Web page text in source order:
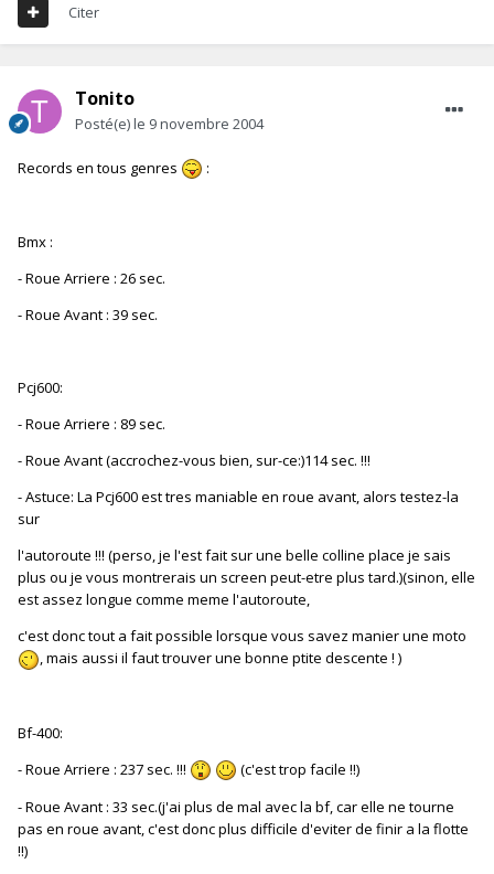
Citer
Tonito
Posté(e)le 9 novembre 2004
Records en tous genres :
Bmx :
- Roue Arriere : 26 sec.
- Roue Avant : 39 sec.
Pcj600:
- Roue Arriere : 89 sec.
- Roue Avant (accrochez-vous bien, sur-ce:)114 sec. !!!
- Astuce: La Pcj600 est tres maniable en roue avant, alors testez-la
sur
l'autoroute !!! (perso, je l'est fait sur une belle colline place je sais
plus ou je vous montrerais un screen peut-etre plus tard.)(sinon, elle
est assez longue comme meme l'autoroute,
c'est donc tout a fait possible lorsque vous savez manier une moto
, mais aussi il faut trouver une bonne ptite descente ! )
Bf-400:
- Roue Arriere : 237 sec. !!!
(c'est trop facile !!)
- Roue Avant : 33 sec.(j'ai plus de mal avec la bf, car elle ne tourne
pas en roue avant, c'est donc plus difficile d'eviter de finir a la flotte
!!)